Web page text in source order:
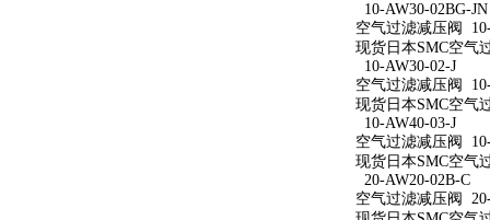
10-AW30-02BG-JN
空气过滤减压阀
现货日本SMC空气
10-AW30-02-J
空气过滤减压阀
现货日本SMC空气
10-AW40-03-J
空气过滤减压阀
现货日本SMC空气
20-AW20-02B-C
空气过滤减压阀